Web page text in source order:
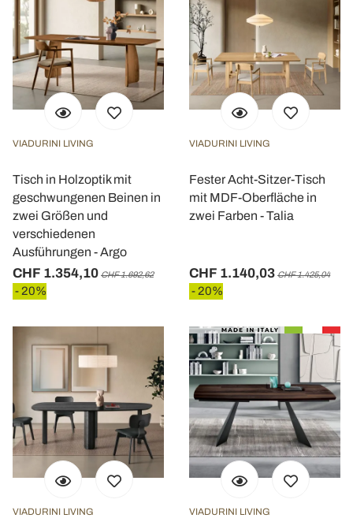
VIADURINI LIVING
Tisch in Holzoptik mit
geschwungenen Beinen in
zwei Größen und
verschiedenen
Ausführungen - Argo
CHF 1.354,10 CHF 1.692,62
- 20%
VIADURINI LIVING
Fester Acht-Sitzer-Tisch
mit MDF-Oberfläche in
zwei Farben - Talia
CHF 1.140,03 CHF 1.425,04
- 20%
VIADURINI LIVING VIADURINI LIVING